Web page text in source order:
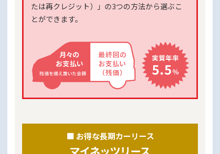
たは再クレジット）」の3つの方法から選ぶこ
とができます。
■ お得な長期カーリース